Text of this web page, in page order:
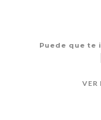
Puede que te
VER